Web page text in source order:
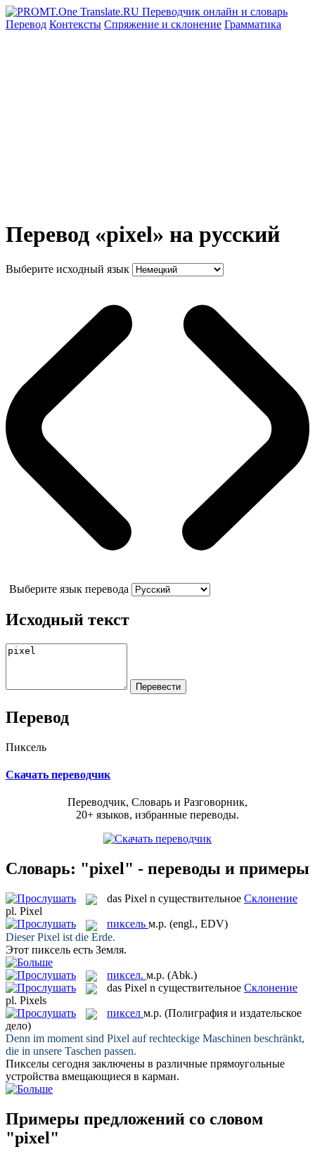
Перевод Контексты Спряжение и склонение Грамматика
Перевод «pixel» на русский
Выберите исходный язык
Выберите язык перевода
Исходный текст
Перевод
Пиксель
Скачать переводчик
Переводчик, Словарь и Разговорник,
20+ языков, избранные переводы.
Словарь: "pixel" - переводы и примеры
das Pixel n существительное Склонение
pl. Pixel
пиксель м.р. (engl., EDV)
DieserPixel ist die Erde.
Этот пиксель есть Земля.
пиксел. м.р. (Abk.)
das Pixel n существительное Склонение
pl. Pixels
пиксел м.р. (Полиграфия и издательское
дело)
Denn im moment sind Pixel auf rechteckige Maschinen beschränkt,
die in unsere Taschen passen.
Пикселы сегодня заключены в различные прямоугольные
устройства вмещающиеся в карман.
Примеры предложений со словом
"pixel"